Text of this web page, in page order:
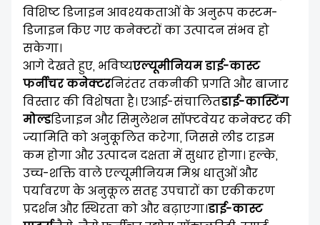
विशिष्ट डिजाइन आवश्यकताओं के अनुरूप कस्टम-
डिजाइन किए गए कनेक्टरों का उत्पादन संभव हो
सकेगा।
आगे देखते हुए, भविष्यएल्यूमीनियम डाई-कास्ट
फर्नीचर कनेक्टरनिरंतर तकनीकी प्रगति और बाजार
विस्तार की विशेषता है। एआई-संचालितडाई-कास्टिंग
मोल्डडिजाइन और सिमुलेशन सॉफ्टवेयर कनेक्टर की
ज्यामिति को अनुकूलित करेगा, जिससे लीड टाइम
कम होगा और उत्पादन दक्षता में सुधार होगा। हल्के,
उच्च-शक्ति वाले एल्यूमीनियम मिश्र धातुओं और
पर्यावरण के अनुकूल सतह उपचारों का एकीकरण
प्रदर्शन और स्थिरता को और बढ़ाएगा।डाई-कास्ट